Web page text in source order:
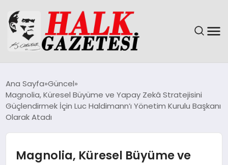
DÜNYA
EKONOMI
Ana Sayfa Güncel
Magnolia, Küresel Büyüme ve Yapay Zekâ Stratejisini
Güçlendirmek İçin Luc Haldimann’ı Yönetim Kurulu Başkanı
Olarak Atadı
Magnolia, Küresel Büyüme ve